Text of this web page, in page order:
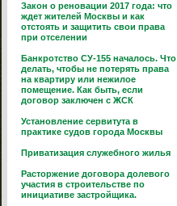
Закон о реновации 2017 года: что
ждет жителей Москвы и как
отстоять и защитить свои права
при отселении
Банкротство СУ-155 началось. Что
делать, чтобы не потерять права
на квартиру или нежилое
помещение. Как быть, если
договор заключен с ЖСК
Установление сервитута в
практике судов города Москвы
Приватизация служебного жилья
Расторжение договора долевого
участия в строительстве по
инициативе застройщика.